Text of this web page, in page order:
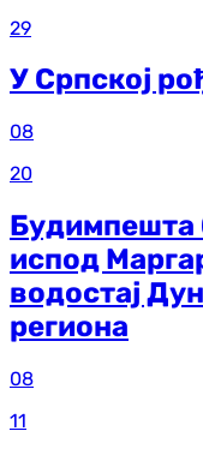
29
У Српској
08
20
Будимпешта
испод
водостај
региона
08
11